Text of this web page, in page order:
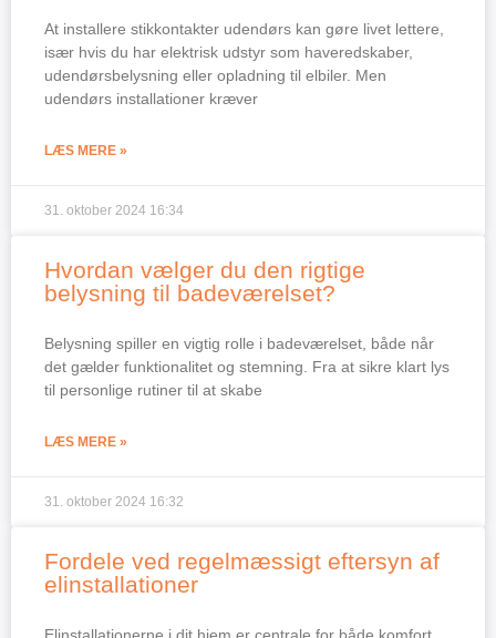
At installere stikkontakter udendørs kan gøre livet lettere,
især hvis du har elektrisk udstyr som haveredskaber,
udendørsbelysning eller opladning til elbiler. Men
udendørs installationer kræver
LÆS MERE »
31. oktober 2024 16:34
Hvordan vælger du den rigtige
belysning til badeværelset?
Belysning spiller en vigtig rolle i badeværelset, både når
det gælder funktionalitet og stemning. Fra at sikre klart lys
til personlige rutiner til at skabe
LÆS MERE »
31. oktober 2024 16:32
Fordele ved regelmæssigt eftersyn af
elinstallationer